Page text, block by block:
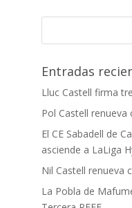
Entradas
Lluc Castell firma
Pol Castell renueva
El CE Sabadell de
asciende a LaLiga
Nil Castell renueva
La Pobla de